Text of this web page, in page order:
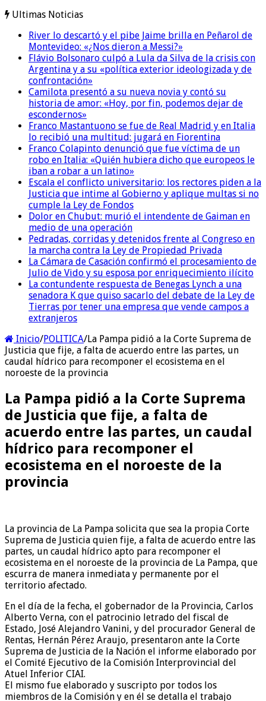
Ultimas Noticias
River lo descartó y el pibe Jaime brilla en Peñarol de
Montevideo: «¿Nos dieron a Messi?»
Flávio Bolsonaro culpó a Lula da Silva de la crisis con
Argentina y a su «política exterior ideologizada y de
confrontación»
Camilota presentó a su nueva novia y contó su
historia de amor: «Hoy, por fin, podemos dejar de
escondernos»
Franco Mastantuono se fue de Real Madrid y en Italia
lo recibió una multitud: jugará en Fiorentina
Franco Colapinto denunció que fue víctima de un
robo en Italia: «Quién hubiera dicho que europeos le
iban a robar a un latino»
Escala el conflicto universitario: los rectores piden a la
Justicia que intime al Gobierno y aplique multas si no
cumple la Ley de Fondos
Dolor en Chubut: murió el intendente de Gaiman en
medio de una operación
Pedradas, corridas y detenidos frente al Congreso en
la marcha contra la Ley de Propiedad Privada
La Cámara de Casación confirmó el procesamiento de
Julio de Vido y su esposa por enriquecimiento ilícito
La contundente respuesta de Benegas Lynch a una
senadora K que quiso sacarlo del debate de la Ley de
Tierras por tener una empresa que vende campos a
extranjeros
Inicio/POLITICA/La Pampa pidió a la Corte Suprema de
Justicia que fije, a falta de acuerdo entre las partes, un
caudal hídrico para recomponer el ecosistema en el
noroeste de la provincia
La Pampa pidió a la Corte Suprema
de Justicia que fije, a falta de
acuerdo entre las partes, un caudal
hídrico para recomponer el
ecosistema en el noroeste de la
provincia
La provincia de La Pampa solicita que sea la propia Corte
Suprema de Justicia quien fije, a falta de acuerdo entre las
partes, un caudal hídrico apto para recomponer el
ecosistema en el noroeste de la provincia de La Pampa, que
escurra de manera inmediata y permanente por el
territorio afectado.
En el día de la fecha, el gobernador de la Provincia, Carlos
Alberto Verna, con el patrocinio letrado del fiscal de
Estado, José Alejandro Vanini, y del procurador General de
Rentas, Hernán Pérez Araujo, presentaron ante la Corte
Suprema de Justicia de la Nación el informe elaborado por
el Comité Ejecutivo de la Comisión Interprovincial del
Atuel Inferior CIAI.
El mismo fue elaborado y suscripto por todos los
miembros de la Comisión y en él se detalla el trabajo